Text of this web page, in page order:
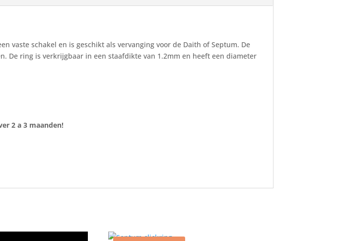
vaste schakel en is geschikt als vervanging voor de Daith of Septum. De
De ring is verkrijgbaar in een staafdikte van 1.2mm en heeft een diameter
2 a 3 maanden!